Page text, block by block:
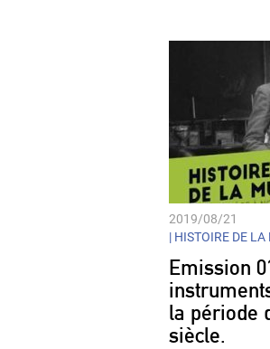
2019/08/21
| HISTOIRE DE LA
Emission
la période
siècle.